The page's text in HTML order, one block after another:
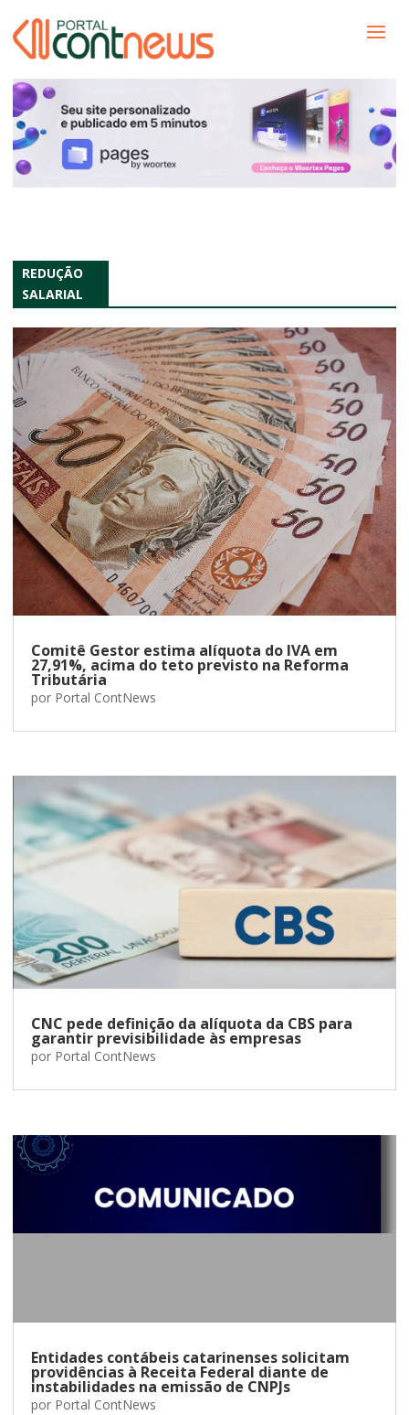
REDUÇÃO
SALARIAL
Comitê Gestor estima alíquota do IVA em
27,91%, acima do teto previsto na Reforma
Tributária
por Portal ContNews
CNC pede definição da alíquota da CBS para
garantir previsibilidade às empresas
por Portal ContNews
Entidades contábeis catarinenses solicitam
providências à Receita Federal diante de
instabilidades na emissão de CNPJs
por Portal ContNews